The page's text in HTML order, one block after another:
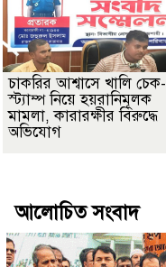
চাকরির আশ্বাসে খালি চেক-
স্ট্যাম্প নিয়ে হয়রানিমূলক
মামলা, কারারক্ষীর বিরুদ্ধে
অভিযোগ
আলোচিত সংবাদ